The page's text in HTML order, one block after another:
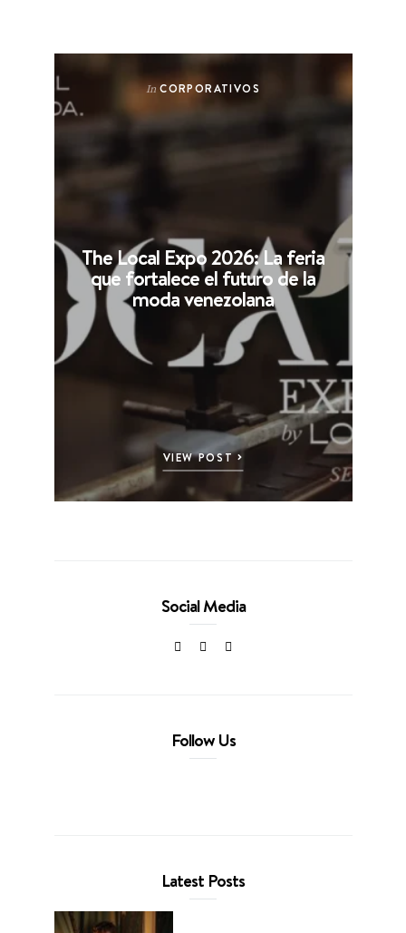
In CORPORATIVOS
The Local Expo 2026: La feria
que fortalece el futuro de la
moda venezolana
VIEW POST
Social Media
Follow Us
Latest Posts